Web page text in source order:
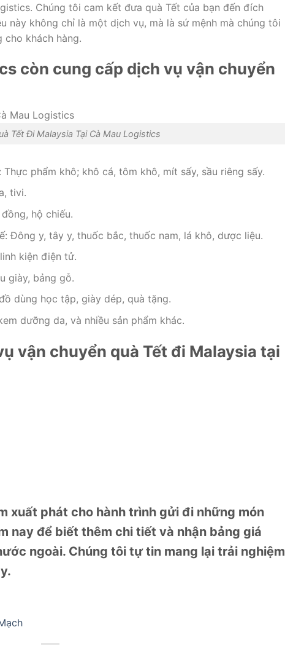
Chúng tôi cam kết đưa quà Tết của bạn đến đích
này không chỉ là một dịch vụ, mà là sứ mệnh mà chúng tôi
cho khách hàng.
còn cung cấp dịch vụ vận chuyển
Tết Đi Malaysia Tại Cà Mau Logistics
phẩm khô; khô cá, tôm khô, mít sấy, sầu riêng sấy.
tivi.
hộ chiếu.
Đông y, tây y, thuốc bắc, thuốc nam, lá khô, dược liệu.
kiện điện tử.
giày, bảng gỗ.
dùng học tập, giày dép, quà tặng.
dưỡng da, và nhiều sản phẩm khác.
vận chuyển quà Tết đi Malaysia tại
xuất phát cho hành trình gửi đi những món
nay để biết thêm chi tiết và nhận bảng giá
ngoài. Chúng tôi tự tin mang lại trải nghiệm